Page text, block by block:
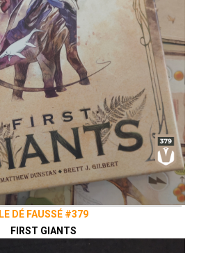
LE DÉ FAUSSÉ #379
FIRST GIANTS